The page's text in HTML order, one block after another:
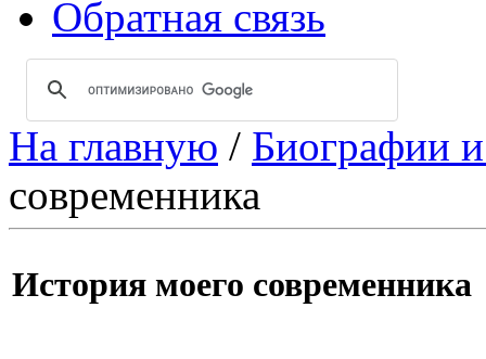
Обратная связь
На главную / Биографии
современника
История моего современника